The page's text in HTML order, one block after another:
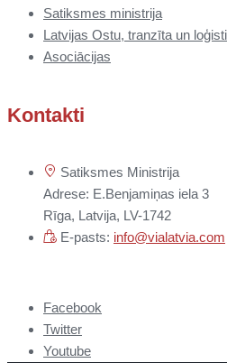
Satiksmes ministrija
Latvijas Ostu, tranzīta un
Asociācijas
Kontakti
Satiksmes Ministrija
Adrese: E.Benjamiņas iela 3
Rīga, Latvija, LV-1742
E-pasts: info@vialatvia.com
Facebook
Twitter
Youtube